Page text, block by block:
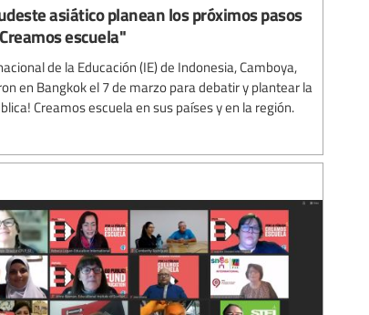
asiático planean los próximos pasos
escuela"
de la Educación (IE) de Indonesia, Camboya,
en Bangkok el 7 de marzo para debatir y plantear la
Creamos escuela en sus países y en la región.